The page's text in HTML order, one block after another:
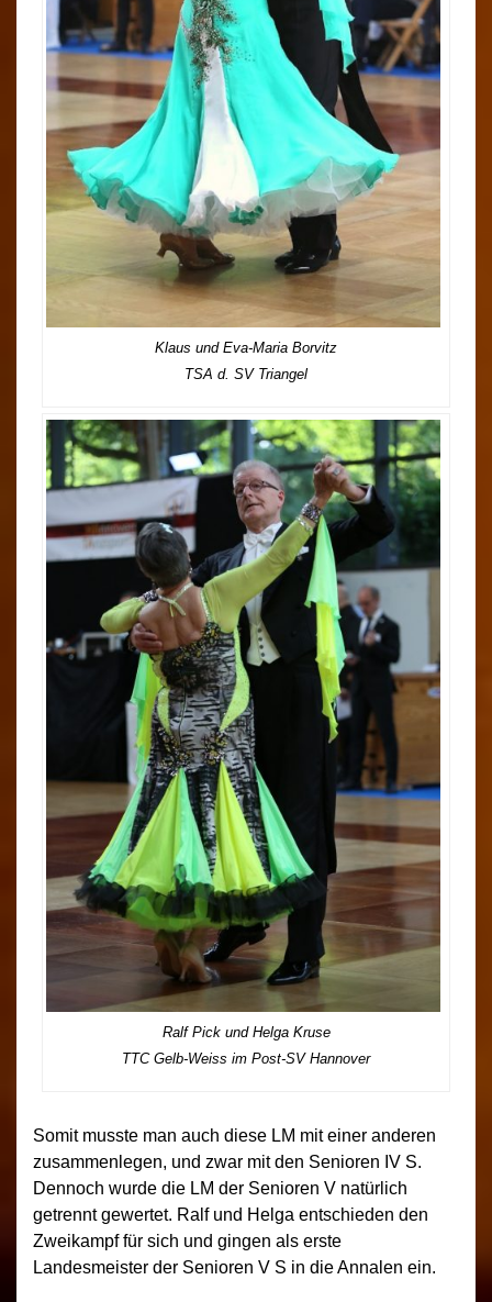
Klaus und Eva-Maria Borvitz
TSA d. SV Triangel
Ralf Pick und Helga Kruse
TTC Gelb-Weiss im Post-SV Hannover
Somit musste man auch diese LM mit einer anderen
zusammenlegen, und zwar mit den Senioren IV S.
Dennoch wurde die LM der Senioren V natürlich
getrennt gewertet. Ralf und Helga entschieden den
Zweikampf für sich und gingen als erste
Landesmeister der Senioren V S in die Annalen ein.